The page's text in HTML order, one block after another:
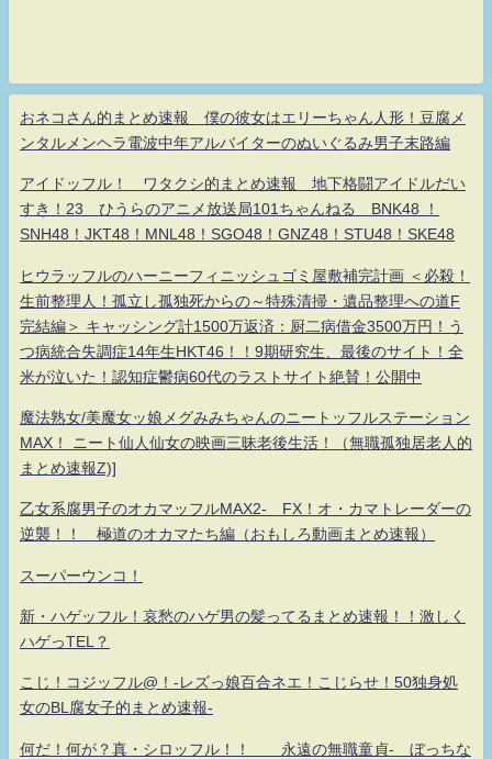
おネコさん的まとめ速報 僕の彼女はエリーちゃん人形！豆腐メ
ンタルメンヘラ電波中年アルバイターのぬいぐるみ男子末路編
アイドッフル！ ワタクシ的まとめ速報 地下格闘アイドルだい
すき！23 ひうらのアニメ放送局101ちゃんねる BNK48 ！
SNH48！JKT48！MNL48！SGO48！GNZ48！STU48！SKE48
ヒウラッフルのハーニーフィニッシュゴミ屋敷補完計画 ＜必殺！
生前整理人！孤立し孤独死からの～特殊清掃・遺品整理への道F
完結編＞ キャッシング計1500万返済：厨二病借金3500万円！う
つ病統合失調症14年生HKT46！！9期研究生、最後のサイト！全
米が泣いた！認知症鬱病60代のラストサイト絶賛！公開中
魔法熟女/美魔女ッ娘メグみみちゃんのニートッフルステーション
MAX！ ニート仙人仙女の映画三昧老後生活！（無職孤独居老人的
まとめ速報Z)]
乙女系腐男子のオカマッフルMAX2- FX！オ・カマトレーダーの
逆襲！！ 極道のオカマたち編（おもしろ動画まとめ速報）
スーパーウンコ！
新・ハゲッフル！哀愁のハゲ男の髪ってるまとめ速報！！激しく
ハゲっTEL？
こじ！コジッフル@！-レズっ娘百合ネエ！こじらせ！50独身処
女のBL腐女子的まとめ速報-
何だ！何が？真・シロッフル！！ 永遠の無職童貞- ぼっちな